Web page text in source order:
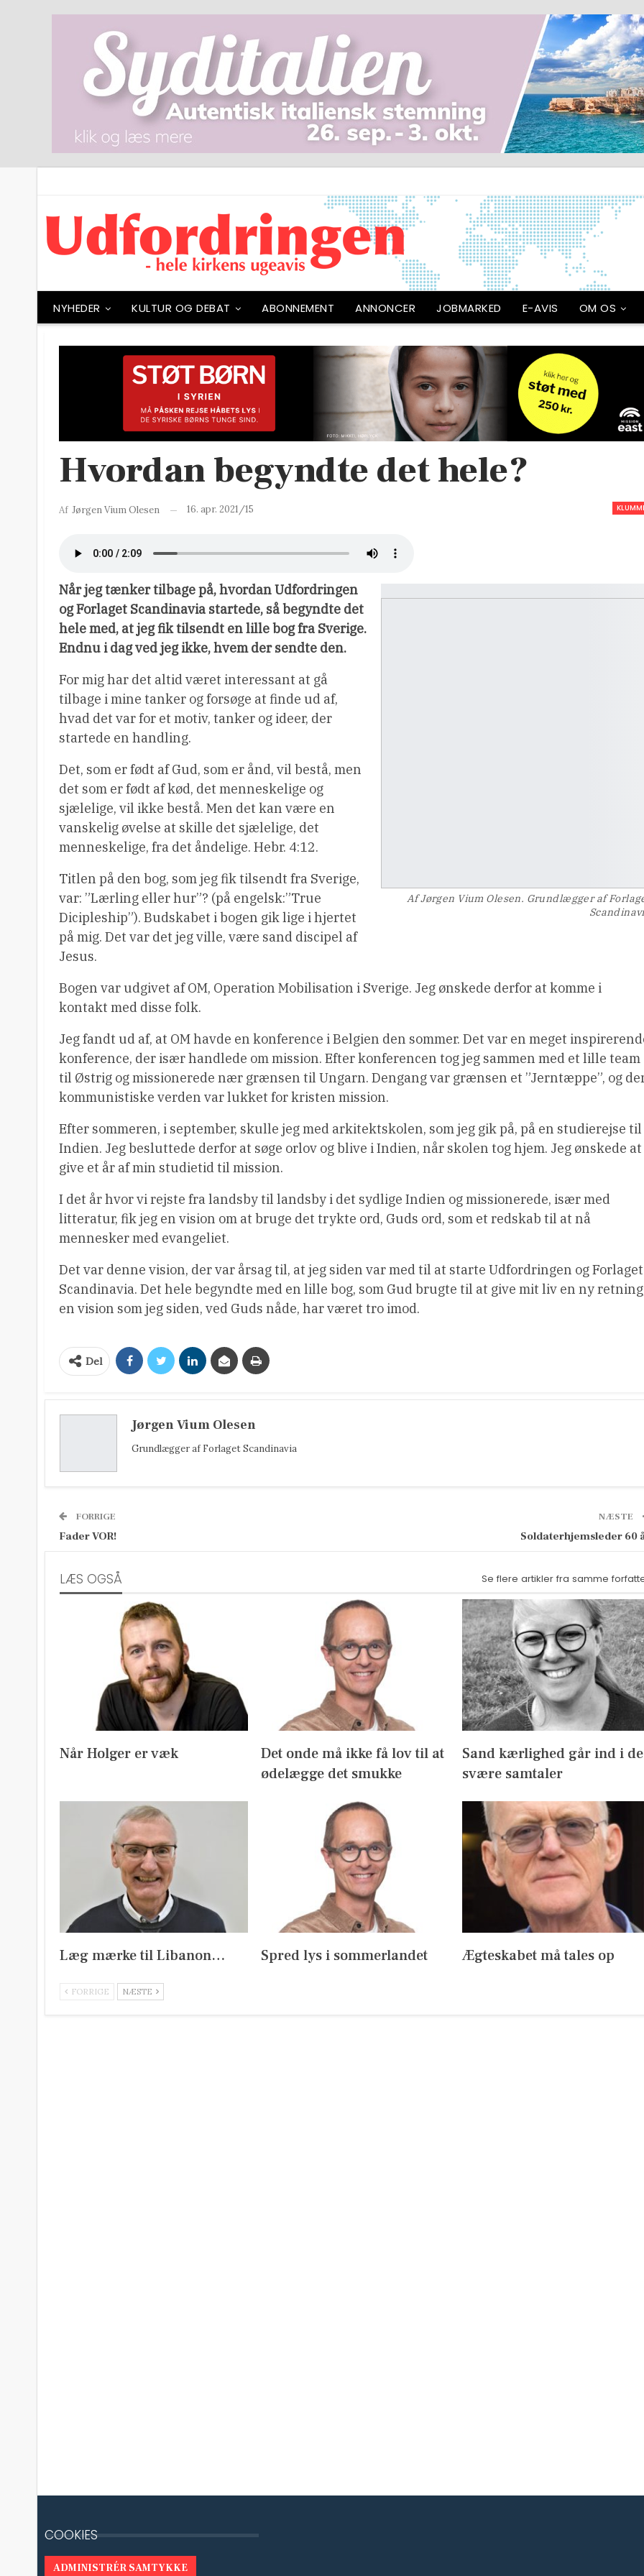
NYHEDER KULTUR OG DEBAT ABONNEMENT ANNONCER JOBMARKED E-AVIS OM OS
Hvordan begyndte det hele?
Af Jørgen Vium Olesen 16. apr. 2021/15
Af Jørgen Vium Olesen. Grundlægger af
Når jeg tænker tilbage på, hvordan Udfordringen
og Forlaget Scandinavia startede, så begyndte det
hele med, at jeg fik tilsendt en lille bog fra Sverige.
Endnu i dag ved jeg ikke, hvem der sendte den.
For mig har det altid været interessant at gå
tilbage i mine tanker og forsøge at finde ud af,
hvad det var for et motiv, tanker og ideer, der
startede en handling.
Det, som er født af Gud, som er ånd, vil bestå, men
det som er født af kød, det menneskelige og
sjælelige, vil ikke bestå. Men det kan være en
vanskelig øvelse at skille det sjælelige, det
menneskelige, fra det åndelige. Hebr. 4:12.
Titlen på den bog, som jeg fik tilsendt fra Sverige,
var: ”Lærling eller hur”? (på engelsk:”True
Dicipleship”). Budskabet i bogen gik lige i hjertet
på mig. Det var det jeg ville, være sand discipel af
Jesus.
Bogen var udgivet af OM, Operation Mobilisation i Sverige. Jeg ønskede derfor at komme i
kontakt med disse folk.
Jeg fandt ud af, at OM havde en konference i Belgien den sommer. Det var en meget
konference, der især handlede om mission. Efter konferencen tog jeg sammen med et lille team
til Østrig og missionerede nær grænsen til Ungarn. Dengang var grænsen et ”Jerntæppe”, og
kommunistiske verden var lukket for kristen mission.
Efter sommeren, i september, skulle jeg med arkitektskolen, som jeg gik på, på en studierejse til
Indien. Jeg besluttede derfor at søge orlov og blive i Indien, når skolen tog hjem. Jeg ønskede at
give et år af min studietid til mission.
I det år hvor vi rejste fra landsby til landsby i det sydlige Indien og missionerede, især med
litteratur, fik jeg en vision om at bruge det trykte ord, Guds ord, som et redskab til at nå
mennesker med evangeliet.
Det var denne vision, der var årsag til, at jeg siden var med til at starte Udfordringen og Forlaget
Scandinavia. Det hele begyndte med en lille bog, som Gud brugte til at give mit liv en ny
en vision som jeg siden, ved Guds nåde, har været tro imod.
Del
Jørgen Vium Olesen
Grundlægger af Forlaget Scandinavia
FORRIGE
Fader VOR!
NÆSTE
Soldaterhjemsleder 60
LÆS OGSÅ Se flere artikler fra samme
Når Holger er væk
Det onde må ikke få lov til at
ødelægge det smukke
Sand kærlighed går ind i de
svære samtaler
Læg mærke til Libanon… Spred lys i sommerlandet Ægteskabet må tales op
FORRIGE NÆSTE
COOKIES
ADMINISTRÉR SAMTYKKE